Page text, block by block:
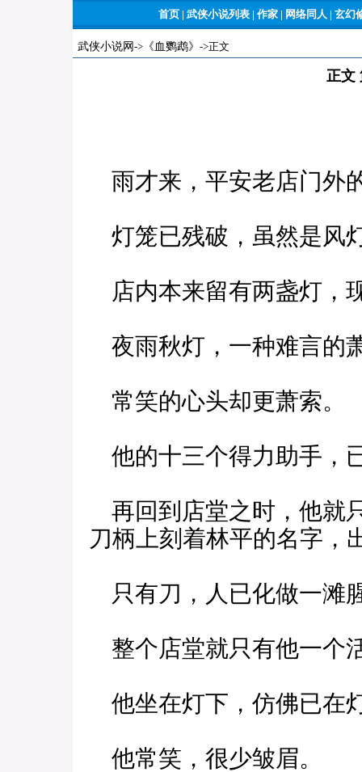
首页 | 武侠小说列表 | 作家 | 网络同人 | 玄幻
武侠小说网 -> 《血鹦鹉》 ->正文
正文
雨才来，平安老店门外
灯笼已残破，虽然是风
店内本来留有两盏灯，
夜雨秋灯，一种难言的
常笑的心头却更萧索。
他的十三个得力助手，
再回到店堂之时，他就
刀柄上刻着林平的名字，
只有刀，人已化做一滩
整个店堂就只有他一个
他坐在灯下，仿佛已在
他常笑，很少皱眉。